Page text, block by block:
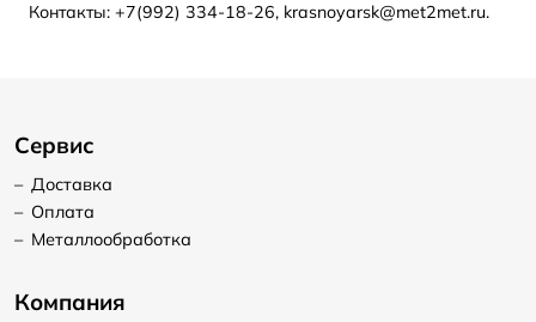
Контакты: +7(992) 334-18-26, krasnoyarsk@met2met.ru.
Сервис
– Доставка
– Оплата
– Металлообработка
Компания